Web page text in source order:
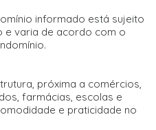
informado está sujeito
e varia de acordo com o
próxima a comércios,
farmácias, escolas e
e praticidade no